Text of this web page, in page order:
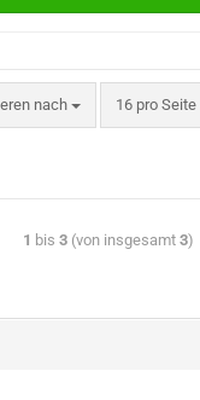
nach 16 pro Seite
1 bis 3 (von insgesamt 3)